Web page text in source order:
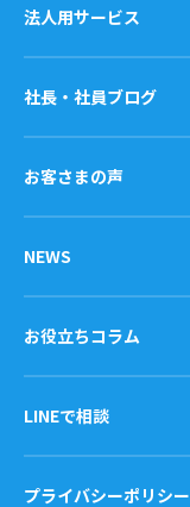
法人用サービス
社長・社員ブログ
お客さまの声
NEWS
お役立ちコラム
LINEで相談
プライバシーポリシー